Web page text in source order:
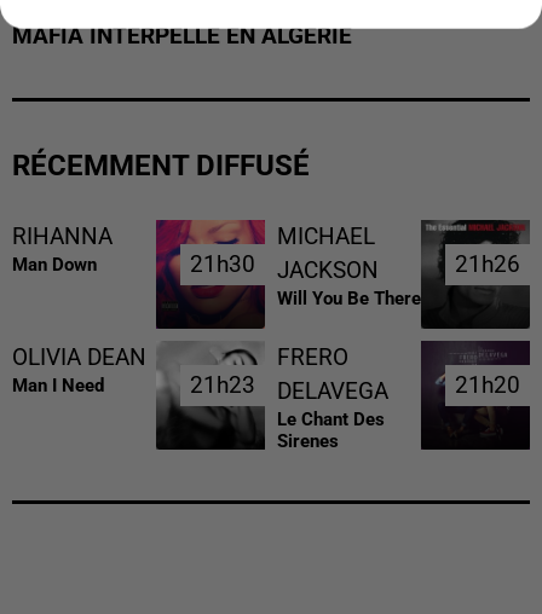
MAFIA INTERPELLÉ EN ALGÉRIE
RÉCEMMENT DIFFUSÉ
RIHANNA
Man Down 21h30
21h30
MICHAEL
JACKSON
Will You Be There
21h26
21h26
OLIVIA DEAN
Man I Need 21h23
21h23
FRERO
DELAVEGA
Le Chant Des
Sirenes
21h20
21h20